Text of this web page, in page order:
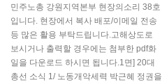
민주노총 강원지역본부 현장의소리 38호
입니다. 현장에서 복사 배포/이메일 전송
등 많은 활용 부탁드립니다.고해상도로
보시거나 출력할 경우에는 첨부한 pdf화
일을 다운로드 하시면 됩니다.​1면] 20대
총선 소식 1/ 노동개악세력 박근혜 정권을